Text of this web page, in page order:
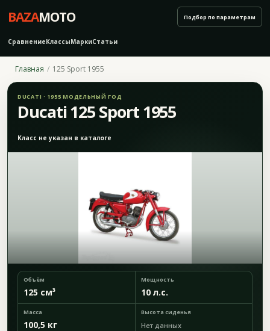
BAZAMOTO
СравнениеКлассыМаркиСтатьи
Подбор по параметрам
Главная 125 Sport 1955
DUCATI · 1955 МОДЕЛЬНЫЙ ГОД
Ducati 125 Sport 1955
Класс не указан в каталоге
Объём
125 см³
Мощность
10 л.с.
Масса
100,5 кг
Высота сиденья
Нет данных